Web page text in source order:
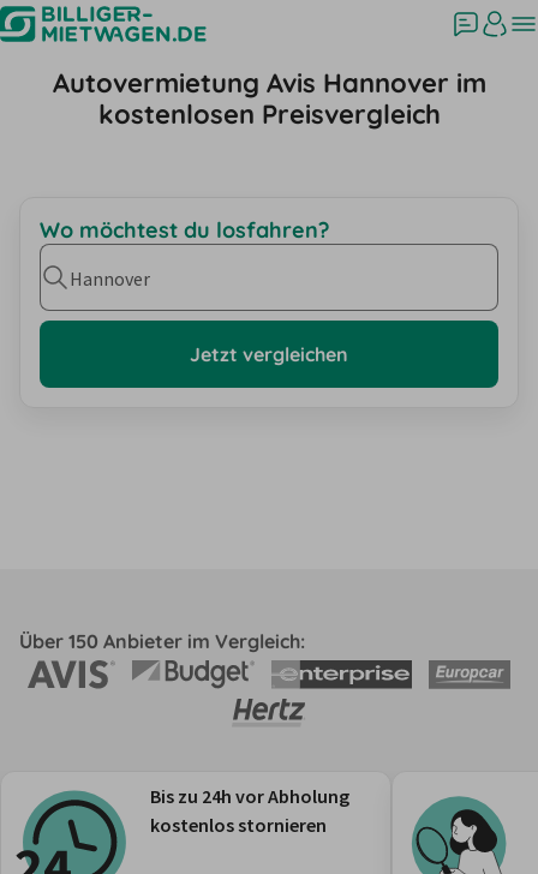
Autovermietung Avis Hannover im
kostenlosen Preisvergleich
Wo möchtest du losfahren?
Hannover
Jetzt vergleichen
Über 150 Anbieter im Vergleich:
Bis zu 24h vor Abholung
kostenlos stornieren